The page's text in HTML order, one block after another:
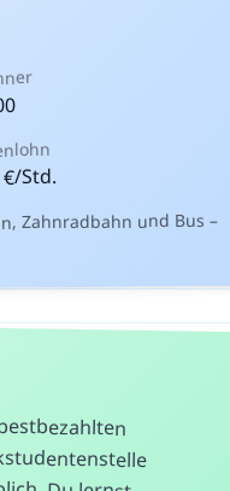
€/Std.
Zahnradbahn und Bus –
Du lernst,
vereinen, was
qualifiziert.
haben,
ganzheitlich